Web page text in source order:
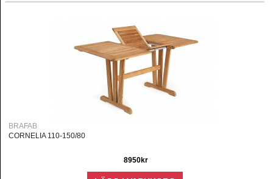
BRAFAB
CORNELIA 110-150/80
8950kr